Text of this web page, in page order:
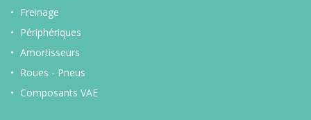
Freinage
Périphériques
Amortisseurs
Roues - Pneus
Composants VAE